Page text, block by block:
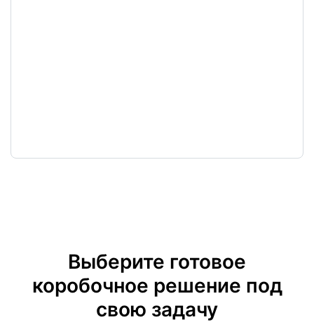
Выберите готовое
коробочное решение под
свою задачу